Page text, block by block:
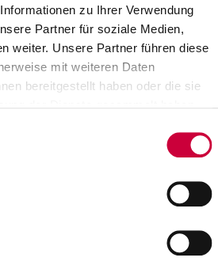
zu Ihrer Verwendung
Partner für soziale Medien,
weiter. Unsere Partner führen diese
mit weiteren Daten
bereitgestellt haben oder die sie
prägen den Kreis Steinburg: In den
und